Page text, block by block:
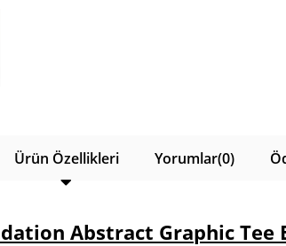
Ürün Özellikleri Yorumlar(0)
Abstract Graphic Tee